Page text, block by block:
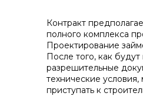
Контракт
полного комплекса
Проектирование
После того, как
разрешительные
технические
приступать к